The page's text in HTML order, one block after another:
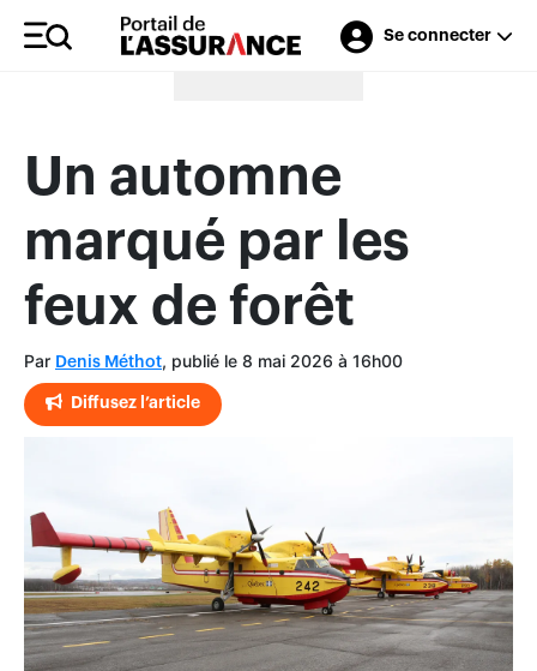
Se connecter
Merci à nos annonceurs
Un automne
marqué par les
feux de forêt
Par Denis Méthot, publié le 8 mai 2026 à 16h00
Diffusez l’article